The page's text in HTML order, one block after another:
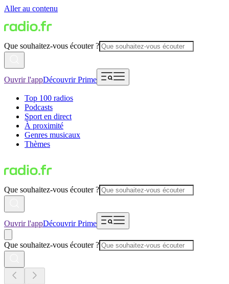
Aller au contenu
Que souhaitez-vous écouter ?
Ouvrir l'appDécouvrir Prime
Top 100 radios
Podcasts
Sport en direct
À proximité
Genres musicaux
Thèmes
Que souhaitez-vous écouter ?
Ouvrir l'appDécouvrir Prime
Que souhaitez-vous écouter ?